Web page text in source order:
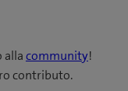
allacommunity!
contributo.